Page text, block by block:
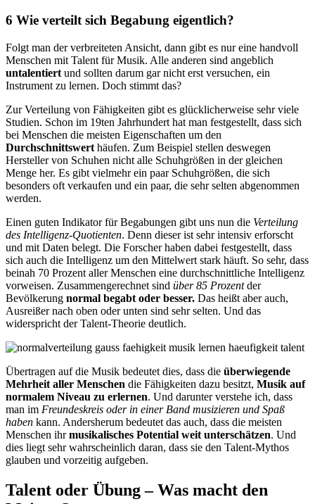
6 Wie verteilt sich Begabung eigentlich?
Folgt man der verbreiteten Ansicht, dann gibt es nur eine handvoll
Menschen mit Talent für Musik. Alle anderen sind angeblich
untalentiert und sollten darum gar nicht erst versuchen, ein
Instrument zu lernen. Doch stimmt das?
Zur Verteilung von Fähigkeiten gibt es glücklicherweise sehr viele
Studien. Schon im 19ten Jahrhundert hat man festgestellt, dass sich
bei Menschen die meisten Eigenschaften um den
Durchschnittswert häufen. Zum Beispiel stellen deswegen
Hersteller von Schuhen nicht alle Schuhgrößen in der gleichen
Menge her. Es gibt vielmehr ein paar Schuhgrößen, die sich
besonders oft verkaufen und ein paar, die sehr selten abgenommen
werden.
Einen guten Indikator für Begabungen gibt uns nun die Verteilung
des Intelligenz-Quotienten. Denn dieser ist sehr intensiv erforscht
und mit Daten belegt. Die Forscher haben dabei festgestellt, dass
sich auch die Intelligenz um den Mittelwert stark häuft. So sehr, dass
beinah 70 Prozent aller Menschen eine durchschnittliche Intelligenz
vorweisen. Zusammengerechnet sind über 85 Prozentder
Bevölkerung normal begabt oder besser. Das heißt aber auch,
Ausreißer nach oben oder unten sind sehr selten. Und das
widerspricht der Talent-Theorie deutlich.
Übertragen auf die Musik bedeutet dies, dass die überwiegende
Mehrheit aller Menschen die Fähigkeiten dazu besitzt, Musik auf
normalem Niveau zu erlernen. Und darunter verstehe ich, dass
man im Freundeskreis oder in einer Band musizieren und Spaß
haben kann. Andersherum bedeutet das auch, dass die meisten
Menschen ihrmusikalisches Potential weit unterschätzen. Und
dies liegt sehr wahrscheinlich daran, dass sie den Talent-Mythos
glauben und vorzeitig aufgeben.
Talent oder Übung – Was macht den